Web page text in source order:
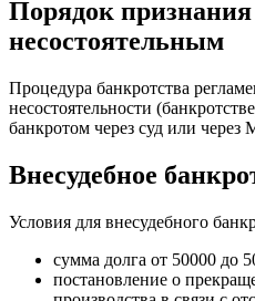
Порядок
несостоятельным
Процедура банкротства
несостоятельности
банкротом через суд или
Внесудебное
Условия для внесудебного
сумма долга от 50000 до
постановление о